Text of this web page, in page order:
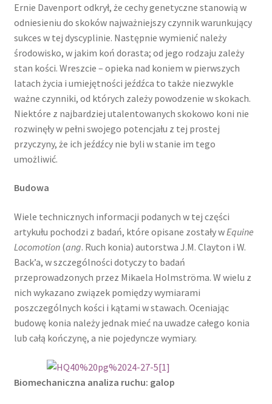
Ernie Davenport odkrył, że cechy genetyczne stanowią w
odniesieniu do skoków najważniejszy czynnik warunkujący
sukces w tej dyscyplinie. Następnie wymienić należy
środowisko, w jakim koń dorasta; od jego rodzaju zależy
stan kości. Wreszcie – opieka nad koniem w pierwszych
latach życia i umiejętności jeźdźca to także niezwykle
ważne czynniki, od których zależy powodzenie w skokach.
Niektóre z najbardziej utalentowanych skokowo koni nie
rozwinęły w pełni swojego potencjału z tej prostej
przyczyny, że ich jeźdźcy nie byli w stanie im tego
umożliwić.
Budowa
Wiele technicznych informacji podanych w tej części
artykułu pochodzi z badań, które opisane zostały w Equine
Locomotion(ang. Ruch konia) autorstwa J.M. Clayton i W.
Back’a, w szczególności dotyczy to badań
przeprowadzonych przez Mikaela Holmströma. W wielu z
nich wykazano związek pomiędzy wymiarami
poszczególnych kości i kątami w stawach. Oceniając
budowę konia należy jednak mieć na uwadze całego konia
lub całą kończynę, a nie pojedyncze wymiary.
Biomechaniczna analiza ruchu: galop